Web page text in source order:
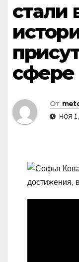
стали
сфере
От
НОЯ